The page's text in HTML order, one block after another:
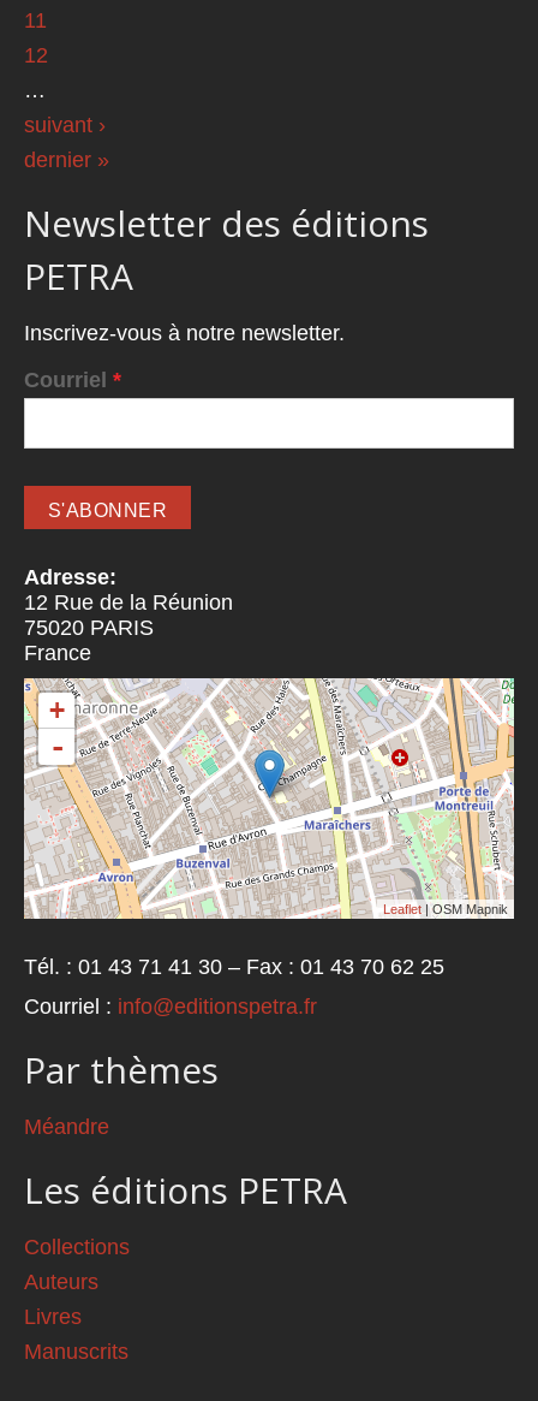
11
12
…
suivant ›
dernier »
Newsletter des éditions
PETRA
Inscrivez-vous à notre newsletter.
Courriel *
Adresse:
12 Rue de la Réunion
75020 PARIS
France
+
-
Leaflet | OSM Mapnik
Tél. : 01 43 71 41 30 – Fax : 01 43 70 62 25
Courriel : info@editionspetra.fr
Par thèmes
Méandre
Les éditions PETRA
Collections
Auteurs
Livres
Manuscrits